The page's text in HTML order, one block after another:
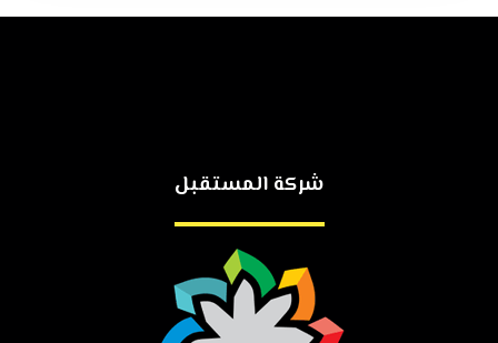
شركة المستقبل